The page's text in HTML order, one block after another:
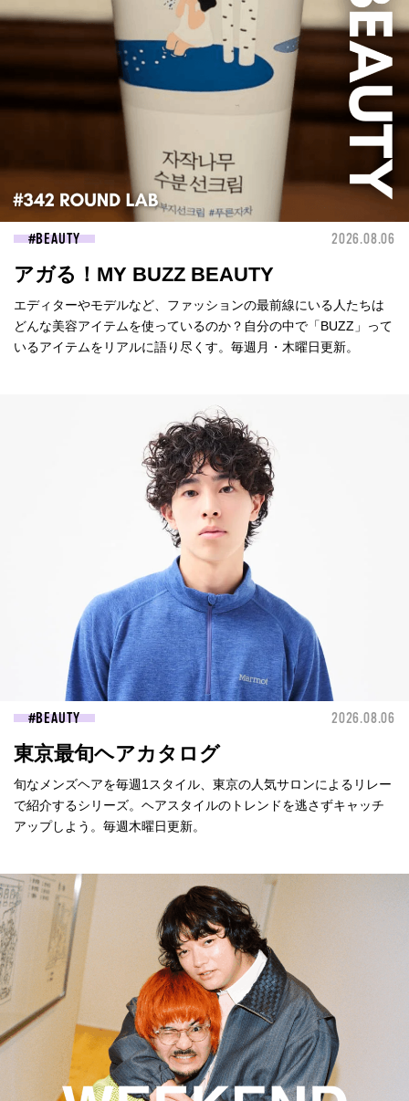
BEAUTY 2026.08.06
アガる！MY BUZZ BEAUTY
エディターやモデルなど、ファッションの最前線にいる人たちは
どんな美容アイテムを使っているのか？自分の中で「BUZZ」って
いるアイテムをリアルに語り尽くす。毎週月・木曜日更新。
BEAUTY 2026.08.06
東京最旬ヘアカタログ
旬なメンズヘアを毎週1スタイル、東京の人気サロンによるリレー
で紹介するシリーズ。ヘアスタイルのトレンドを逃さずキャッチ
アップしよう。毎週木曜日更新。